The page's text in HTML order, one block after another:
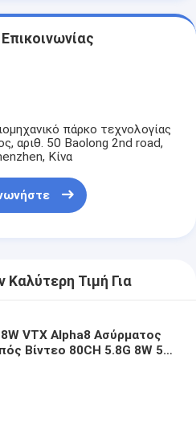
πάρκο τεχνολογίας
αριθ. 50 Baolong 2nd road,
Κίνα
Τιμή Για
VTX Alpha8 Ασύρματος
Βίντεο 80CH 5.8G 8W 5W